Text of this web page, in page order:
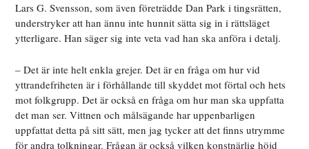
Lars G. Svensson, som även företrädde Dan Park i tingsrätten,
understryker att han ännu inte hunnit sätta sig in i rättsläget
ytterligare. Han säger sig inte veta vad han ska anföra i detalj.
– Det är inte helt enkla grejer. Det är en fråga om hur vid
yttrandefriheten är i förhållande till skyddet mot förtal och hets
mot folkgrupp. Det är också en fråga om hur man ska uppfatta
det man ser. Vittnen och målsägande har uppenbarligen
uppfattat detta på sitt sätt, men jag tycker att det finns utrymme
för andra tolkningar. Frågan är också vilken konstnärlig höjd